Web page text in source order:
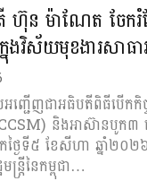
តី ហ៊ុន ម៉ាណែត ចែ
ងវិស័យមុខងារសាធ
ញ្ជើញជាអធិបតីពិធីបើកកិ
និងអាស៊ានបូក
ថ្ងៃទី៥ ខែសីហា ឆ្នាំ២០
ដ្រីនៃកម្ពុជា…